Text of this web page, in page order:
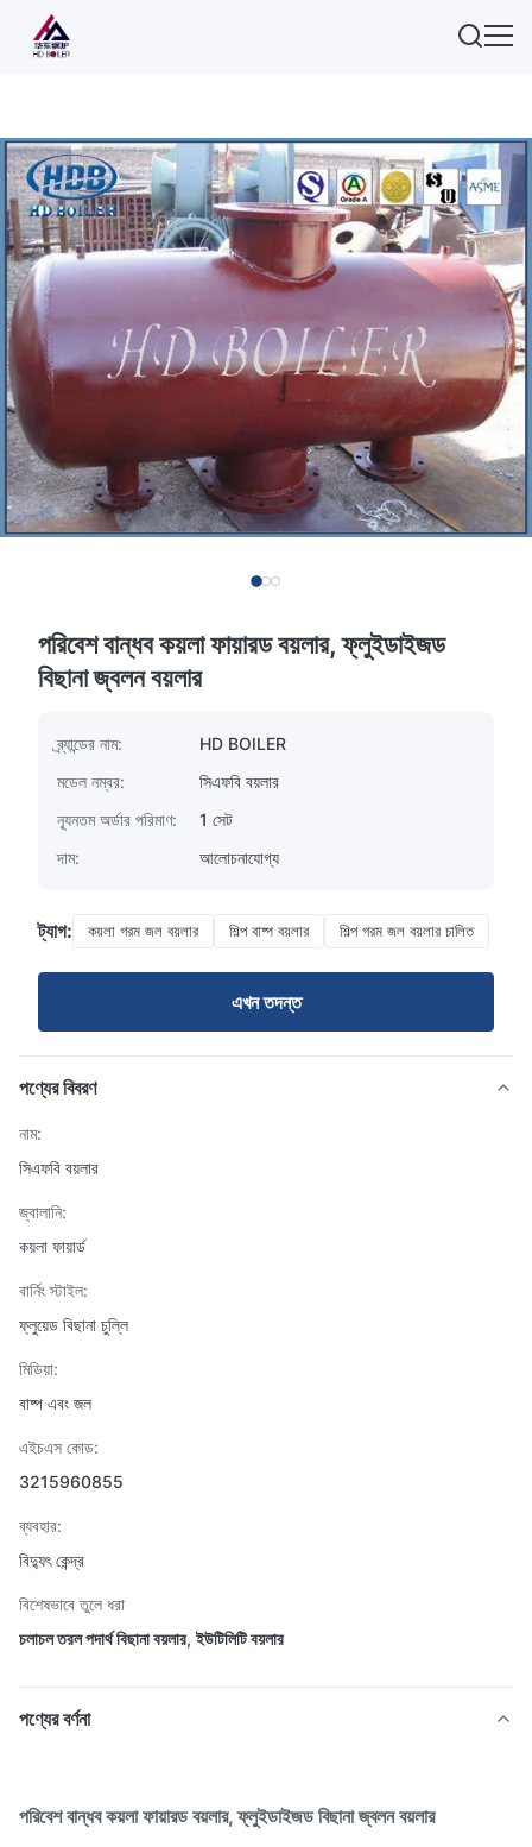
পরিবেশ বান্ধব কয়লা ফায়ারড বয়লার, ফ্লুইডাইজড
বিছানা জ্বলন বয়লার
ব্র্যান্ডের নাম:
HD BOILER
মডেল নম্বর:
সিএফবি বয়লার
ন্যূনতম অর্ডার পরিমাণ:
1 সেট
দাম:
আলোচনাযোগ্য
ট্যাগ: কয়লা গরম জল বয়লার শিল্প বাষ্প বয়লার শিল্প গরম জল বয়লার চালিত
এখন তদন্ত
পণ্যের বিবরণ
নাম:
সিএফবি বয়লার
জ্বালানি:
কয়লা ফায়ার্ড
বার্নিং স্টাইল:
ফ্লুয়েড বিছানা চুল্লি
মিডিয়া:
বাষ্প এবং জল
এইচএস কোড:
3215960855
ব্যবহার:
বিদ্যুৎ কেন্দ্র
বিশেষভাবে তুলে ধরা
চলাচল তরল পদার্থ বিছানা বয়লার,ইউটিলিটি বয়লার
পণ্যের বর্ণনা
পরিবেশ বান্ধব কয়লা ফায়ারড বয়লার, ফ্লুইডাইজড বিছানা জ্বলন বয়লার